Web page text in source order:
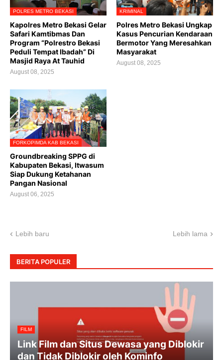
POLRES METRO BEKASI
Kapolres Metro Bekasi Gelar
Safari Kamtibmas Dan
Program “Polrestro Bekasi
Peduli Tempat Ibadah” Di
Masjid Raya At Tauhid
August 08, 2025
KRIMINAL
Polres Metro Bekasi Ungkap
Kasus Pencurian Kendaraan
Bermotor Yang Meresahkan
Masyarakat
August 08, 2025
FORKOPIMDA KAB BEKASI
Groundbreaking SPPG di
Kabupaten Bekasi, Itwasum
Siap Dukung Ketahanan
Pangan Nasional
August 06, 2025
Lebih baru Lebih lama
BERITA POPULER
FILM
Link Film dan Situs Dewasa yang Diblokir
dan Tidak Diblokir oleh Kominfo